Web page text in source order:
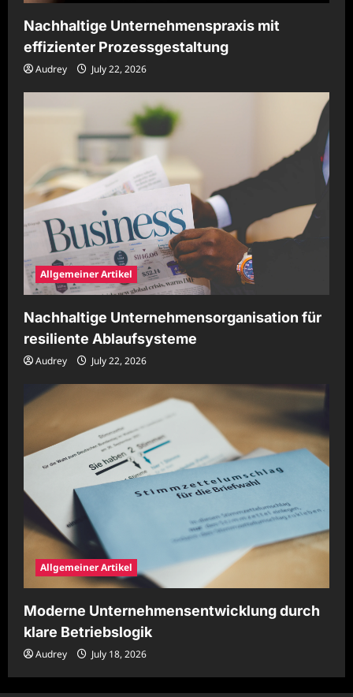
Nachhaltige Unternehmenspraxis mit
effizienter Prozessgestaltung
Audrey July 22, 2026
Allgemeiner Artikel
Nachhaltige Unternehmensorganisation für
resiliente Ablaufsysteme
Audrey July 22, 2026
Allgemeiner Artikel
Moderne Unternehmensentwicklung durch
klare Betriebslogik
Audrey July 18, 2026